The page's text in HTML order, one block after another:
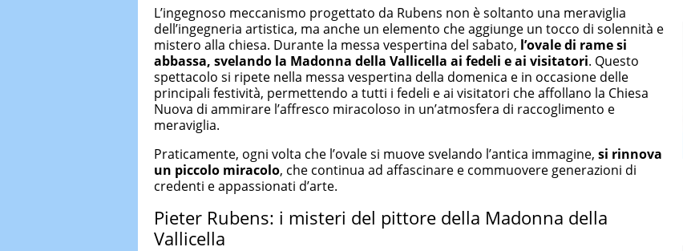
L’ingegnoso meccanismo progettato da Rubens non è soltanto una meraviglia
dell’ingegneria artistica, ma anche un elemento che aggiunge un tocco di solennità e
mistero alla chiesa. Durante la messa vespertina del sabato, l’ovale di rame si
abbassa, svelando la Madonna della Vallicella ai fedeli e ai visitatori. Questo
spettacolo si ripete nella messa vespertina della domenica e in occasione delle
principali festività, permettendo a tutti i fedeli e ai visitatori che affollano la Chiesa
Nuova di ammirare l’affresco miracoloso in un’atmosfera di raccoglimento e
meraviglia.
Praticamente, ogni volta che l’ovale si muove svelando l’antica immagine, si rinnova
un piccolo miracolo, che continua ad affascinare e commuovere generazioni di
credenti e appassionati d’arte.
Pieter Rubens: i misteri del pittore della Madonna della
Vallicella